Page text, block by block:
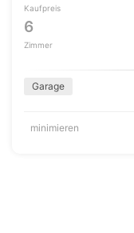
Kaufpreis
6
Zimmer
Garage
minimieren